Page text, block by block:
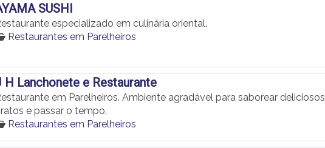
SUSHI
especializado em culinária oriental.
Restaurantes em Parelheiros
H Lanchonete e Restaurante
em Parelheiros. Ambiente agradável para saborear deliciosos
e passar o tempo.
Restaurantes em Parelheiros